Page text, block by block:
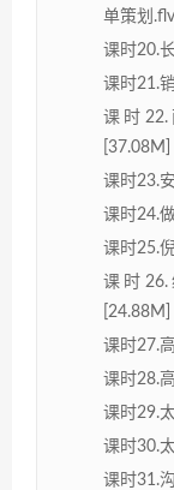
单策划
课时20.
课时21.
课时
[37.08M]
课时23.
课时24.
课时25.
课时
[24.88M]
课时27.
课时28.
课时29.
课时30.
课时31.